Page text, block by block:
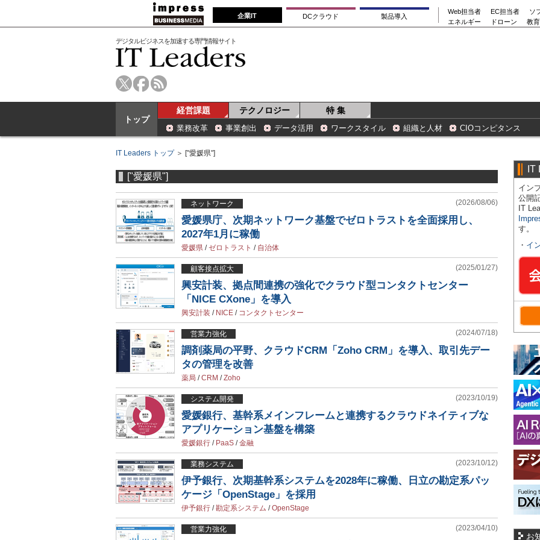
企業IT DCクラウド 製品導入
Web担当者 EC担当者
ソ
エネルギー
ドローン 教
デジタルビジネスを加速する専門情報サイト
トップ
経営課題 テクノロジー 特 集
業務改革 事業創出 データ活用 ワークスタイル 組織と人材 CIOコンピタンス
IT Leaders トップ＞ ["愛媛県"]
["愛媛県"]
ネットワーク (2026/08/06)
愛媛県庁、次期ネットワーク基盤でゼロトラストを全面採用し、
2027年1月に稼働
愛媛県 /ゼロトラスト / 自治体
顧客接点拡大 (2025/01/27)
興安計装、拠点間連携の強化でクラウド型コンタクトセンター
「NICE CXone」を導入
興安計装 / NICE / コンタクトセンター
営業力強化 (2024/07/18)
調剤薬局の平野、クラウドCRM「Zoho CRM」を導入、取引先デー
タの管理を改善
薬局 /CRM /Zoho
システム開発 (2023/10/19)
愛媛銀行、基幹系メインフレームと連携するクラウドネイティブな
アプリケーション基盤を構築
愛媛銀行 / PaaS /金融
業務システム (2023/10/12)
伊予銀行、次期基幹系システムを2028年に稼働、日立の勘定系パッ
ケージ「OpenStage」を採用
伊予銀行 /勘定系システム /OpenStage
営業力強化 (2023/04/10)
IT
イン
公開
IT
す。
・ イ
お